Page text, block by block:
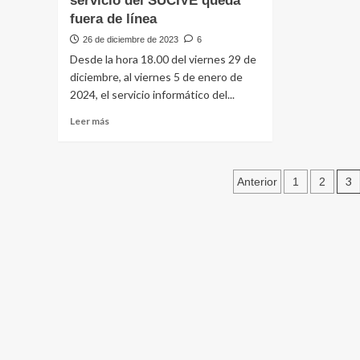
delito
abigeato
en
La
Cruz
Il
Santo
fuera de línea
26 de diciembre de 2023 6
Desde la hora 18.00 del viernes 29 de
diciembre, al viernes 5 de enero de
2024, el servicio informático del...
Leer más
Paginación
Anterior 1 2 3